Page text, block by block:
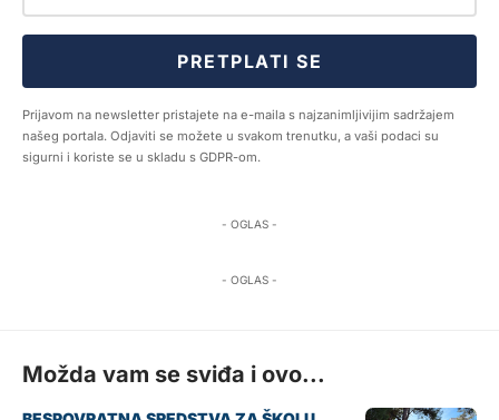
PRETPLATI SE
Prijavom na newsletter pristajete na e-maila s najzanimljivijim sadržajem
našeg portala. Odjaviti se možete u svakom trenutku, a vaši podaci su
sigurni i koriste se u skladu s GDPR-om.
- OGLAS -
- OGLAS -
Možda vam se sviđa i ovo...